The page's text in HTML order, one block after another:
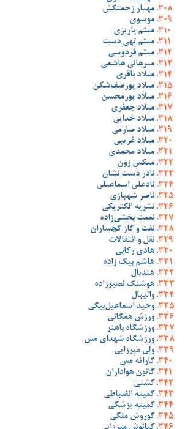
مهیار زحمتکش
موسوی
میثم پاریزی
میثم تهی دست
میثم فردوسی
میرهانی هاشمی
میلاد باقری
میلاد پورصف‌شکن
میلاد پورمحسن
میلاد جعفری
میلاد خدایی
میلاد صارمی
میلاد غریبی
میلاد محمدی
میکس زون
نادر دست نشان
نادعلی اسماعیلی
ناصر شهبازی
نشریه الکتریکی
نعمت بخشی‌زاده
نفت و گاز گچساران
نقل و انتقالات
هادی رکابی
هاشم بیگ زاده
هندبال
هوشنگ نصیرزاده
والیبال
وحید اسماعیل‌بیگی
ورزش همگانی
ورزشگاه باهنر
ورزشگاه شهدای مس
ولی میرزایی
کاراته مس
کانون هواداران
کشتی
کمیته انضباطی
کمیته پزشکی
کوروش ملکی